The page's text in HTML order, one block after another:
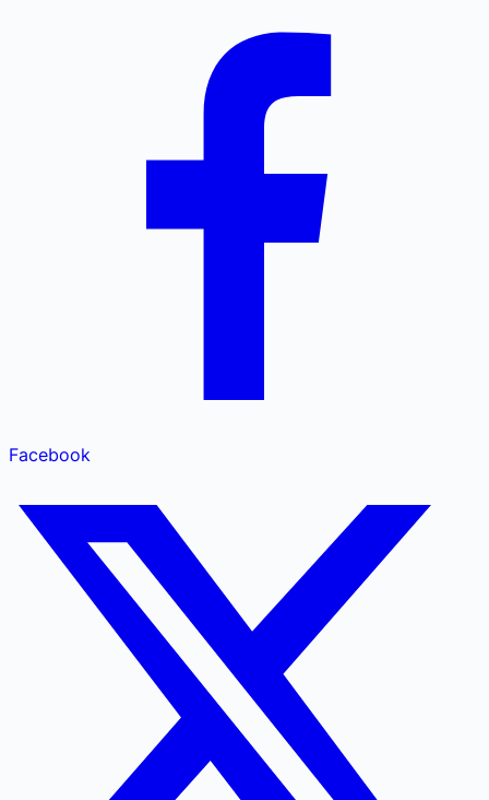
Facebook